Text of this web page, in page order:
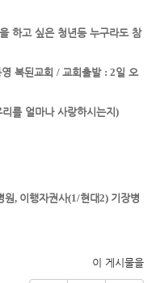
하고 싶은 청년등 누구라도 참
복된교회 / 교회출발 : 2일 오
를 얼마나 사랑하시는지 )
원, 이행자권사(1/현대2) 기장병
이 게시물을